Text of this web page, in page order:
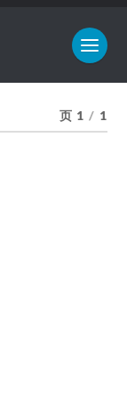
页 1 / 1